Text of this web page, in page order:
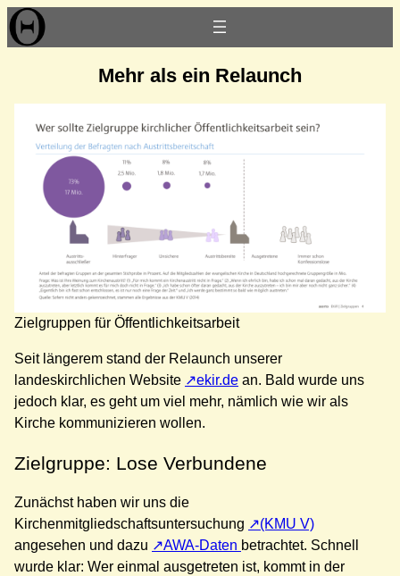
Zum
Inhalt
Mehr als ein Relaunch
Zielgruppen für Öffentlichkeitsarbeit
Seit längerem stand der Relaunch unserer
landeskirchlichen Website
ekir.de an. Bald wurde uns
jedoch klar, es geht um viel mehr, nämlich wie wir als
Kirche kommunizieren wollen.
Zielgruppe: Lose Verbundene
Zunächst haben wir uns die
Kirchenmitgliedschaftsuntersuchung
(KMU V)
angesehen und dazu
AWA-Daten betrachtet. Schnell
wurde klar: Wer einmal ausgetreten ist, kommt in der